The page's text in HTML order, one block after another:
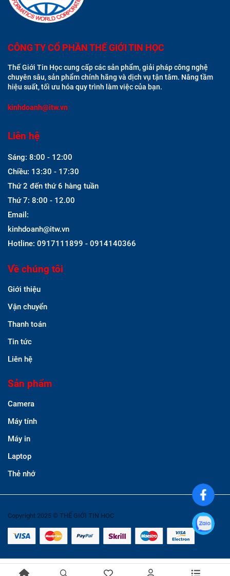
CÔNG TY CỔ PHẦN THẾ GIỚI TIN HỌC
Thế Giới Tin Học cung cấp các sản phẩm, giải pháp công nghệ
chuyên sâu, sản phẩm chính hãng và dịch vụ tận tâm. Nâng tầm
hiệu suất, tối ưu hóa quy trình làm việc của bạn.
kinhdoanh@itw.vn
Liên hệ
Sáng: 8:00 - 12:00
Chiều: 13:30 - 17:30
Thứ 2 đến thứ 6 hàng tuần
Thứ 7: 8:00 - 12.00
Email:
kinhdoanh@itw.vn
Hotline: 0917111899 - 0914140366
Về chúng tôi
Giới thiệu
Vận chuyển
Thanh toán
Tin tức
Liên hệ
Sản phẩm
Camera
Máy tính
Máy in
Laptop
Thẻ nhớ
Copyright 2025 © THẾ GIỚI TIN HỌC